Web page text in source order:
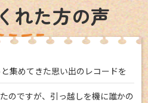
れた方の声
集めてきた思い出のレコードを
のですが、引っ越しを機に誰かの